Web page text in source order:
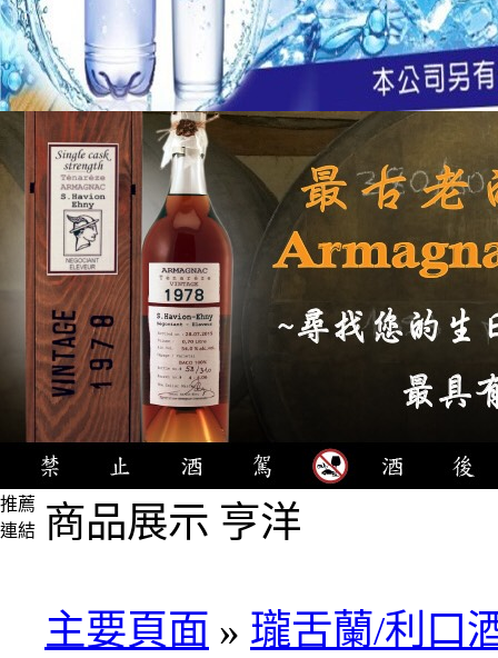
推薦
連結 商品展示 亨洋
主要頁面 » 瓏舌蘭/利口